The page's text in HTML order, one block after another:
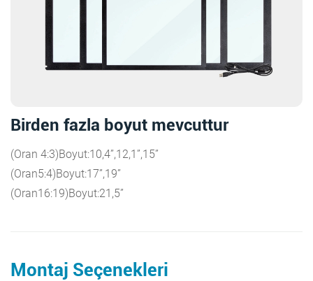
Birden fazla boyut mevcuttur
(Oran 4:3)Boyut:10,4”,12,1”,15”
(Oran5:4)Boyut:17”,19”
(Oran16:19)Boyut:21,5”
Montaj Seçenekleri